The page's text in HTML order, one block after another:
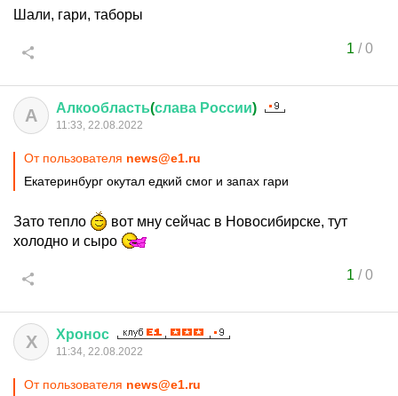
Шали, гари, таборы
1 /0
А Алкообласть(слава России)
11:33, 22.08.2022
От пользователя news@e1.ru
Екатеринбург окутал едкий смог и запах гари
Зато тепло
вот мну сейчас в Новосибирске, тут
холодно и сыро
1 /0
Х Хронос
11:34, 22.08.2022
От пользователя news@e1.ru